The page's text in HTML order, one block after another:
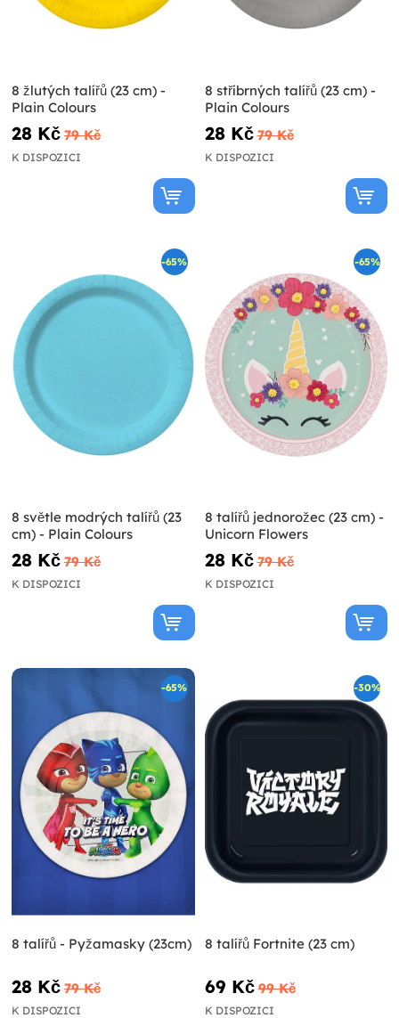
8 žlutých talířů (23 cm) -
Plain Colours
28 Kč 79 Kč
K DISPOZICI
8 stříbrných talířů (23 cm) -
Plain Colours
28 Kč 79 Kč
K DISPOZICI
-65%
8 světle modrých talířů (23
cm) - Plain Colours
28 Kč 79 Kč
K DISPOZICI
-65%
8 talířů jednorožec (23 cm) -
Unicorn Flowers
28 Kč 79 Kč
K DISPOZICI
-65%
8 talířů - Pyžamasky (23cm)
28 Kč 79 Kč
K DISPOZICI
-30%
8 talířů Fortnite (23 cm)
69 Kč 99 Kč
K DISPOZICI